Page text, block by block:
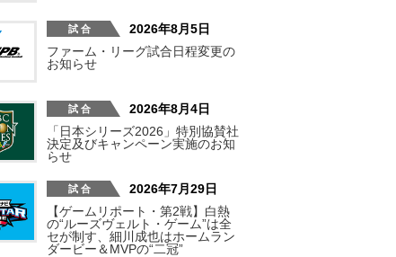
2026年8月5日
ファーム・リーグ試合日程変更の
お知らせ
2026年8月4日
「日本シリーズ2026」特別協賛社
決定及びキャンペーン実施のお知
らせ
2026年7月29日
【ゲームリポート・第2戦】白熱
の“ルーズヴェルト・ゲーム”は全
セが制す、細川成也はホームラン
ダービー＆MVPの“二冠”